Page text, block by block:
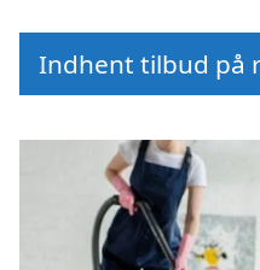
Indhent tilbud på